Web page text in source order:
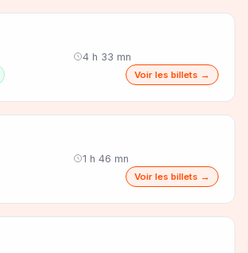
4 h 33 mn
Voir les billets →
1 h 46 mn
Voir les billets →